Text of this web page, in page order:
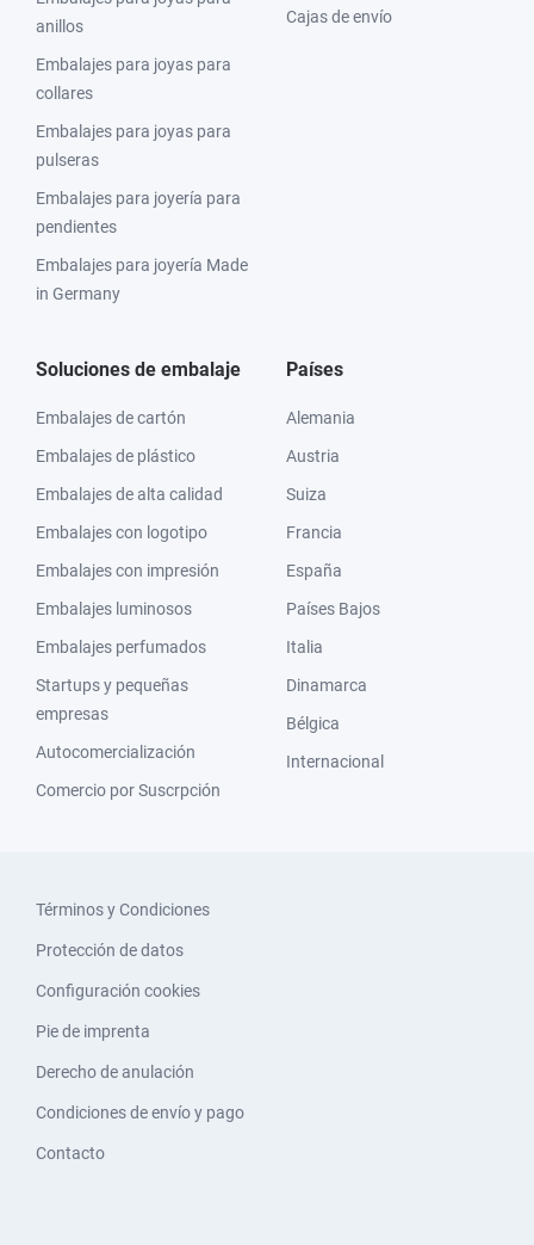
anillos
Embalajes para joyas para
collares
Embalajes para joyas para
pulseras
Embalajes para joyería para
pendientes
Embalajes para joyería Made
in Germany
Cajas de envío
Soluciones de embalaje
Embalajes de cartón
Embalajes de plástico
Embalajes de alta calidad
Embalajes con logotipo
Embalajes con impresión
Embalajes luminosos
Embalajes perfumados
Startups y pequeñas
empresas
Autocomercialización
Comercio por Suscrpción
Países
Alemania
Austria
Suiza
Francia
España
Países Bajos
Italia
Dinamarca
Bélgica
Internacional
Términos y Condiciones
Protección de datos
Configuración cookies
Pie de imprenta
Derecho de anulación
Condiciones de envío y pago
Contacto